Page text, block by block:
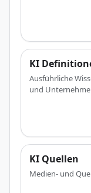
KI
Ausführliche
und
KI Quellen
Medien- und